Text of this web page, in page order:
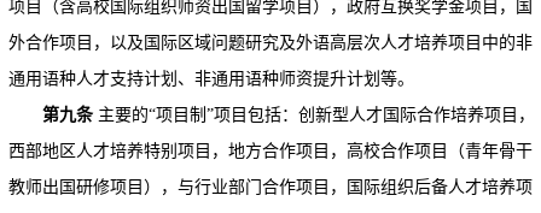
项目（含高校国际组织师资出国留学项目），政府互换奖学金项目，国
外合作项目，以及国际区域问题研究及外语高层次人才培养项目中的非
通用语种人才支持计划、非通用语种师资提升计划等。
第九条主要的“项目制”项目包括：创新型人才国际合作培养项目，
西部地区人才培养特别项目，地方合作项目，高校合作项目（青年骨干
教师出国研修项目），与行业部门合作项目，国际组织后备人才培养项